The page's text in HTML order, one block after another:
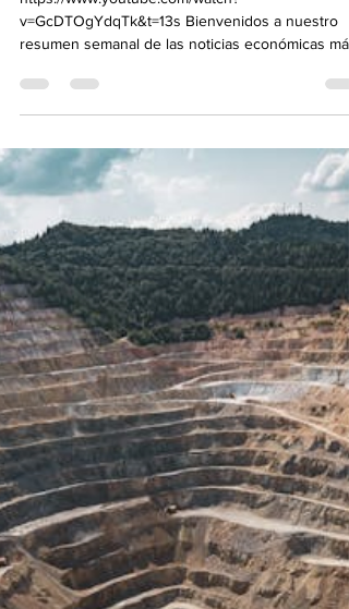
16 de agosto de 2024
v=GcDTOgYdqTk&t=13s Bienvenidos a nuestro